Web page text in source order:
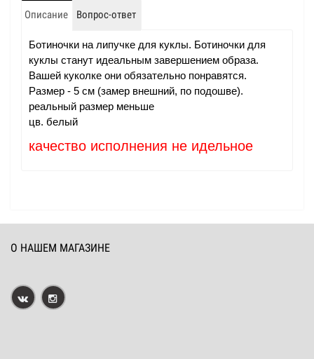
Описание Вопрос-ответ
Ботиночки на липучке для куклы. Ботиночки для
куклы станут идеальным завершением образа.
Вашей куколке они обязательно понравятся.
Размер - 5 см (замер внешний, по подошве).
реальный размер меньше
цв. белый
качество исполнения не идельное
О НАШЕМ МАГАЗИНЕ